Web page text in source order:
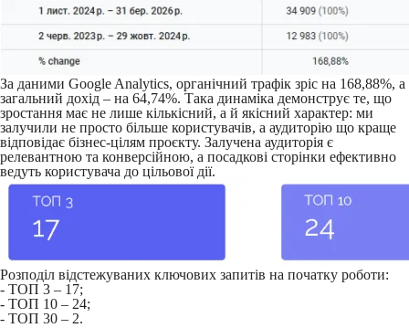
За даними Google Analytics, органічний трафік зріс на 168,88%, а
загальний дохід – на 64,74%. Така динаміка демонструє те, що
зростання має не лише кількісний, а й якісний характер: ми
залучили не просто більше користувачів, а аудиторію що краще
відповідає бізнес-цілям проєкту. Залучена аудиторія є
релевантною та конверсійною, а посадкові сторінки ефективно
ведуть користувача до цільової дії.
Розподіл відстежуваних ключових запитів на початку роботи:
- ТОП 3 – 17;
- ТОП 10 – 24;
- ТОП 30 – 2.